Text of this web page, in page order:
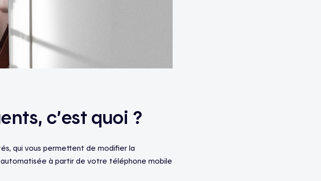
c’est quoi ?
qui vous permettent de modifier la
à partir de votre téléphone mobile